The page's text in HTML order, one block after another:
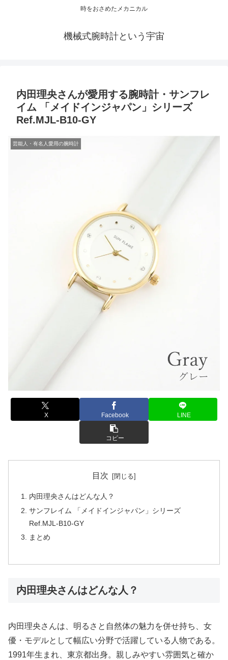
時をおさめたメカニカル
機械式腕時計という宇宙
内田理央さんが愛用する腕時計・サンフレ
イム 「メイドインジャパン」シリーズ
Ref.MJL-B10-GY
芸能人・有名人愛用の腕時計
X Facebook LINE
コピー
目次
内田理央さんはどんな人？
サンフレイム 「メイドインジャパン」シリーズ
Ref.MJL-B10-GY
まとめ
内田理央さんはどんな人？
内田理央さんは、明るさと自然体の魅力を併せ持ち、女
優・モデルとして幅広い分野で活躍している人物である。
1991年生まれ、東京都出身。親しみやすい雰囲気と確か